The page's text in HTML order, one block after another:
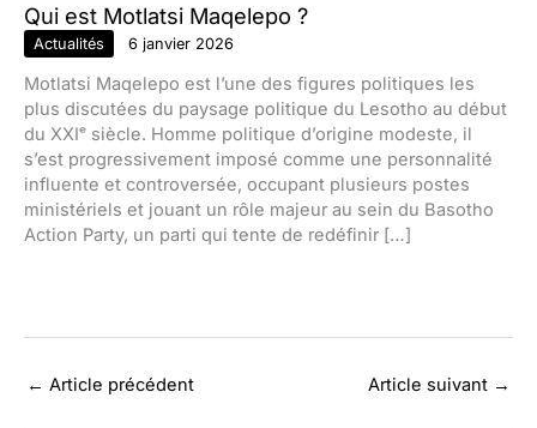
Qui est Motlatsi Maqelepo ?
Actualités 6 janvier 2026
Motlatsi Maqelepo est l’une des figures politiques les
plus discutées du paysage politique du Lesotho au début
du XXIᵉ siècle. Homme politique d’origine modeste, il
s’est progressivement imposé comme une personnalité
influente et controversée, occupant plusieurs postes
ministériels et jouant un rôle majeur au sein du Basotho
Action Party, un parti qui tente de redéfinir […]
← Article précédent Article suivant →